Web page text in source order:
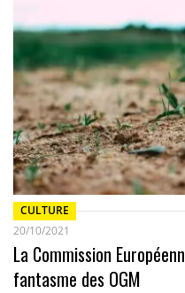
CULTURE
20/10/2021
La Commission
fantasme des OGM